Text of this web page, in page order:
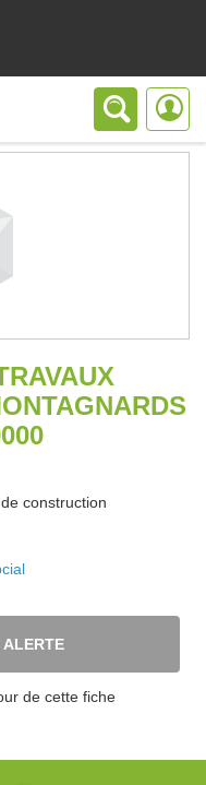
construction
ALERTE
de cette fiche